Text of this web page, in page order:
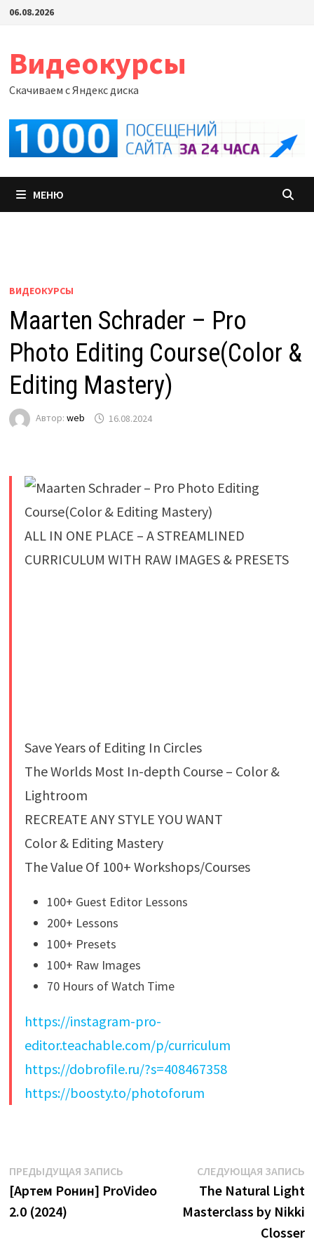
Перейти
06.08.2026
Видеокурсы
Скачиваем с Яндекс диска
МЕНЮ
ВИДЕОКУРСЫ
Maarten Schrader – Pro
Photo Editing Course(Color &
Editing Mastery)
Автор: web 16.08.2024
ALL IN ONE PLACE – A STREAMLINED
CURRICULUM WITH RAW IMAGES & PRESETS
Save Years of Editing In Circles
The Worlds Most In-depth Course – Color &
Lightroom
RECREATE ANY STYLE YOU WANT
Color & Editing Mastery
The Value Of 100+ Workshops/Courses
100+ Guest Editor Lessons
200+ Lessons
100+ Presets
100+ Raw Images
70 Hours of Watch Time
https://instagram-pro-
editor.teachable.com/p/curriculum
https://dobrofile.ru/?s=408467358
https://boosty.to/photoforum
Навигация
по
записям
ПРЕДЫДУЩАЯ ЗАПИСЬПредыдущая
запись:
[Артем Ронин] ProVideo
2.0 (2024)
СЛЕДУЮЩАЯ ЗАПИСЬ
The Natural Light
Masterclass by Nikki
Closser